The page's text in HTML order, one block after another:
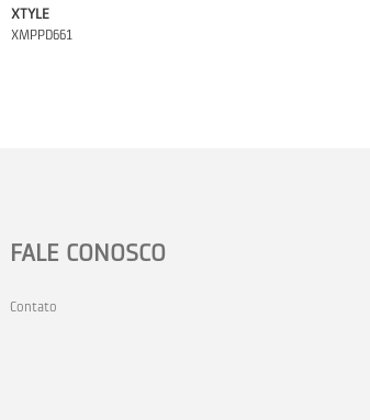
XTYLE
XMPPD661
FALE CONOSCO
Contato